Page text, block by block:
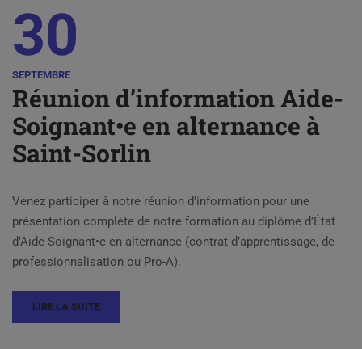
30
SEPTEMBRE
Réunion d’information Aide-
Soignant•e en alternance à
Saint-Sorlin
Venez participer à notre réunion d’information pour une
présentation complète de notre formation au diplôme d’État
d’Aide-Soignant•e en alternance (contrat d’apprentissage, de
professionnalisation ou Pro-A).
LIRE LA SUITE